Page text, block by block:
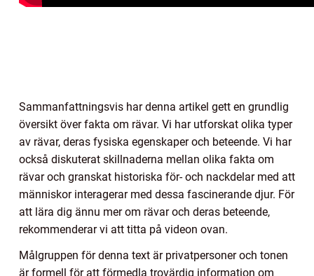
Sammanfattningsvis har denna artikel gett en grundlig
översikt över fakta om rävar. Vi har utforskat olika typer
av rävar, deras fysiska egenskaper och beteende. Vi har
också diskuterat skillnaderna mellan olika fakta om
rävar och granskat historiska för- och nackdelar med att
människor interagerar med dessa fascinerande djur. För
att lära dig ännu mer om rävar och deras beteende,
rekommenderar vi att titta på videon ovan.
Målgruppen för denna text är privatpersoner och tonen
är formell för att förmedla trovärdig information om